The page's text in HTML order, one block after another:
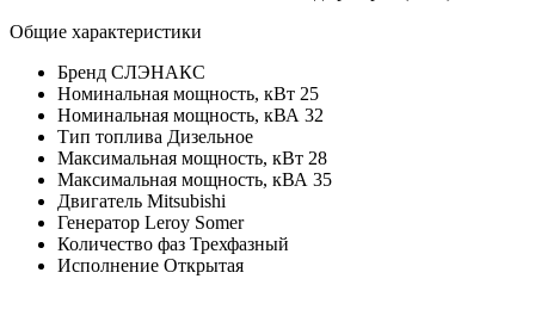
Общие характеристики
Бренд CЛЭНАКС
Номинальная мощность, кВт 25
Номинальная мощность, кВА 32
Тип топлива Дизельное
Максимальная мощность, кВт 28
Максимальная мощность, кВА 35
Двигатель Mitsubishi
Генератор Leroy Somer
Количество фаз Трехфазный
Исполнение Открытая